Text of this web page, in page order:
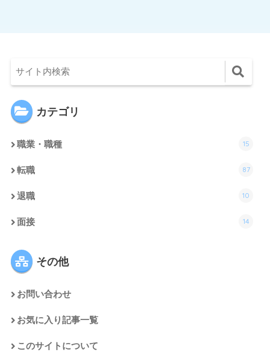
カテゴリ
職業・職種 15
転職 87
退職 10
面接 14
その他
お問い合わせ
お気に入り記事一覧
このサイトについて